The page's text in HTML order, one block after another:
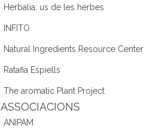
Herbalia: us de les herbes
INFITO
Natural Ingredients Resource Center
Ratafia Espiells
The aromatic Plant Project
ASSOCIACIONS
ANIPAM